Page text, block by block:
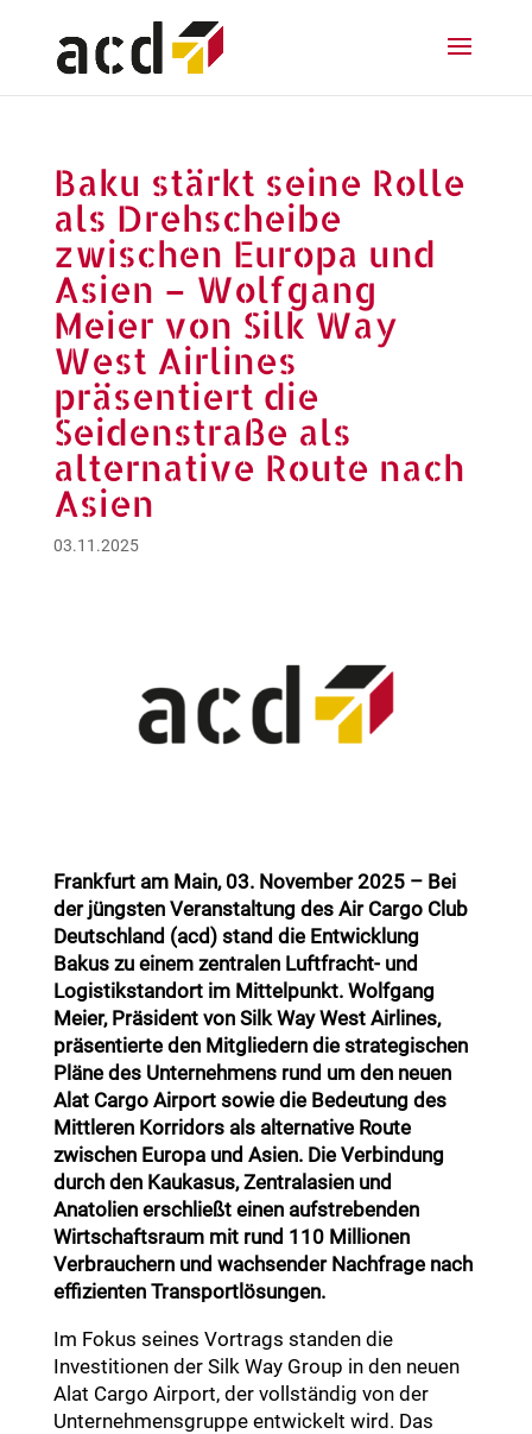
Baku stärkt seine Rolle
als Drehscheibe
zwischen Europa und
Asien – Wolfgang
Meier von Silk Way
West Airlines
präsentiert die
Seidenstraße als
alternative Route nach
Asien
03.11.2025
Frankfurt am Main, 03. November 2025 – Bei
der jüngsten Veranstaltung des Air Cargo Club
Deutschland (acd) stand die Entwicklung
Bakus zu einem zentralen Luftfracht- und
Logistikstandort im Mittelpunkt. Wolfgang
Meier, Präsident von Silk Way West Airlines,
präsentierte den Mitgliedern die strategischen
Pläne des Unternehmens rund um den neuen
Alat Cargo Airport sowie die Bedeutung des
Mittleren Korridors als alternative Route
zwischen Europa und Asien. Die Verbindung
durch den Kaukasus, Zentralasien und
Anatolien erschließt einen aufstrebenden
Wirtschaftsraum mit rund 110 Millionen
Verbrauchern und wachsender Nachfrage nach
effizienten Transportlösungen.
Im Fokus seines Vortrags standen die
Investitionen der Silk Way Group in den neuen
Alat Cargo Airport, der vollständig von der
Unternehmensgruppe entwickelt wird. Das